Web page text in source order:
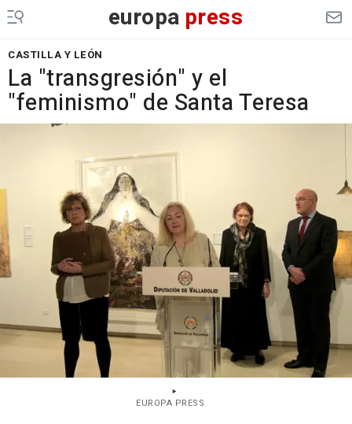
europa press
CASTILLA Y LEÓN
La "transgresión" y el
"feminismo" de Santa Teresa
EUROPA PRESS